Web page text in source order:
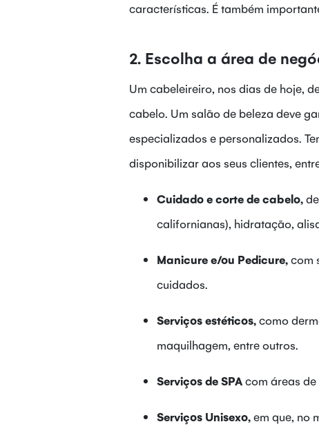
características. É também
2. Escolha a área de
Um cabeleireiro, nos dias de hoje,
cabelo. Um salão de beleza deve
especializados e personalizados.
disponibilizar aos seus clientes,
Cuidado e corte de cabelo,
californianas), hidratação,
Manicure e/ou Pedicure,com
cuidados.
Serviços estéticos,como
maquilhagem, entre outros.
Serviços de SPAcom áreas
Serviços Unisexo,em que, no